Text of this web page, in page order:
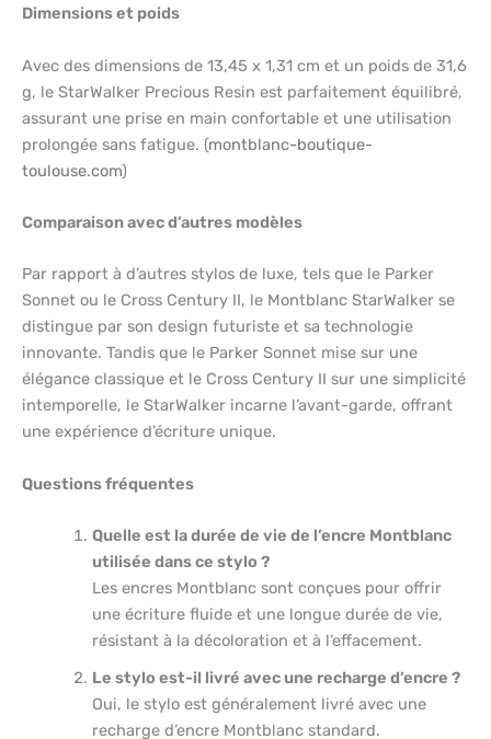
Dimensions et poids
Avec des dimensions de 13,45 x 1,31 cm et un poids de 31,6
g, le StarWalker Precious Resin est parfaitement équilibré,
assurant une prise en main confortable et une utilisation
prolongée sans fatigue. (montblanc-boutique-
toulouse.com)
Comparaison avec d’autres modèles
Par rapport à d’autres stylos de luxe, tels que le Parker
Sonnet ou le Cross Century II, le Montblanc StarWalker se
distingue par son design futuriste et sa technologie
innovante. Tandis que le Parker Sonnet mise sur une
élégance classique et le Cross Century II sur une simplicité
intemporelle, le StarWalker incarne l’avant-garde, offrant
une expérience d’écriture unique.
Questions fréquentes
Quelle est la durée de vie de l’encre Montblanc
utilisée dans ce stylo ?
Les encres Montblanc sont conçues pour offrir
une écriture fluide et une longue durée de vie,
résistant à la décoloration et à l’effacement.
Le stylo est-il livré avec une recharge d’encre ?
Oui, le stylo est généralement livré avec une
recharge d’encre Montblanc standard.